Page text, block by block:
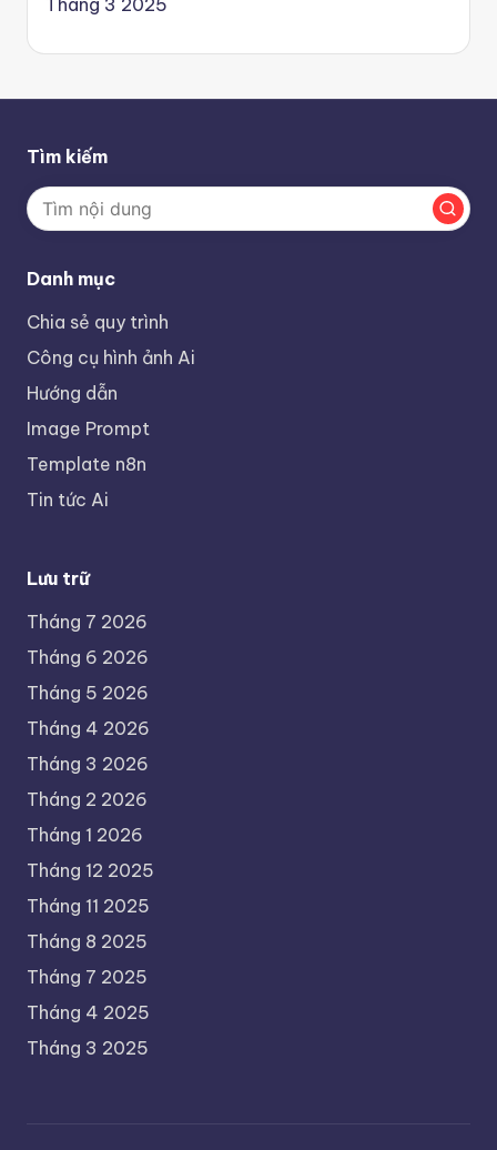
Tìm kiếm
Danh mục
Chia sẻ quy trình
Công cụ hình ảnh Ai
Hướng dẫn
Image Prompt
Template n8n
Tin tức Ai
Lưu trữ
Tháng 7 2026
Tháng 6 2026
Tháng 5 2026
Tháng 4 2026
Tháng 3 2026
Tháng 2 2026
Tháng 1 2026
Tháng 12 2025
Tháng 11 2025
Tháng 8 2025
Tháng 7 2025
Tháng 4 2025
Tháng 3 2025